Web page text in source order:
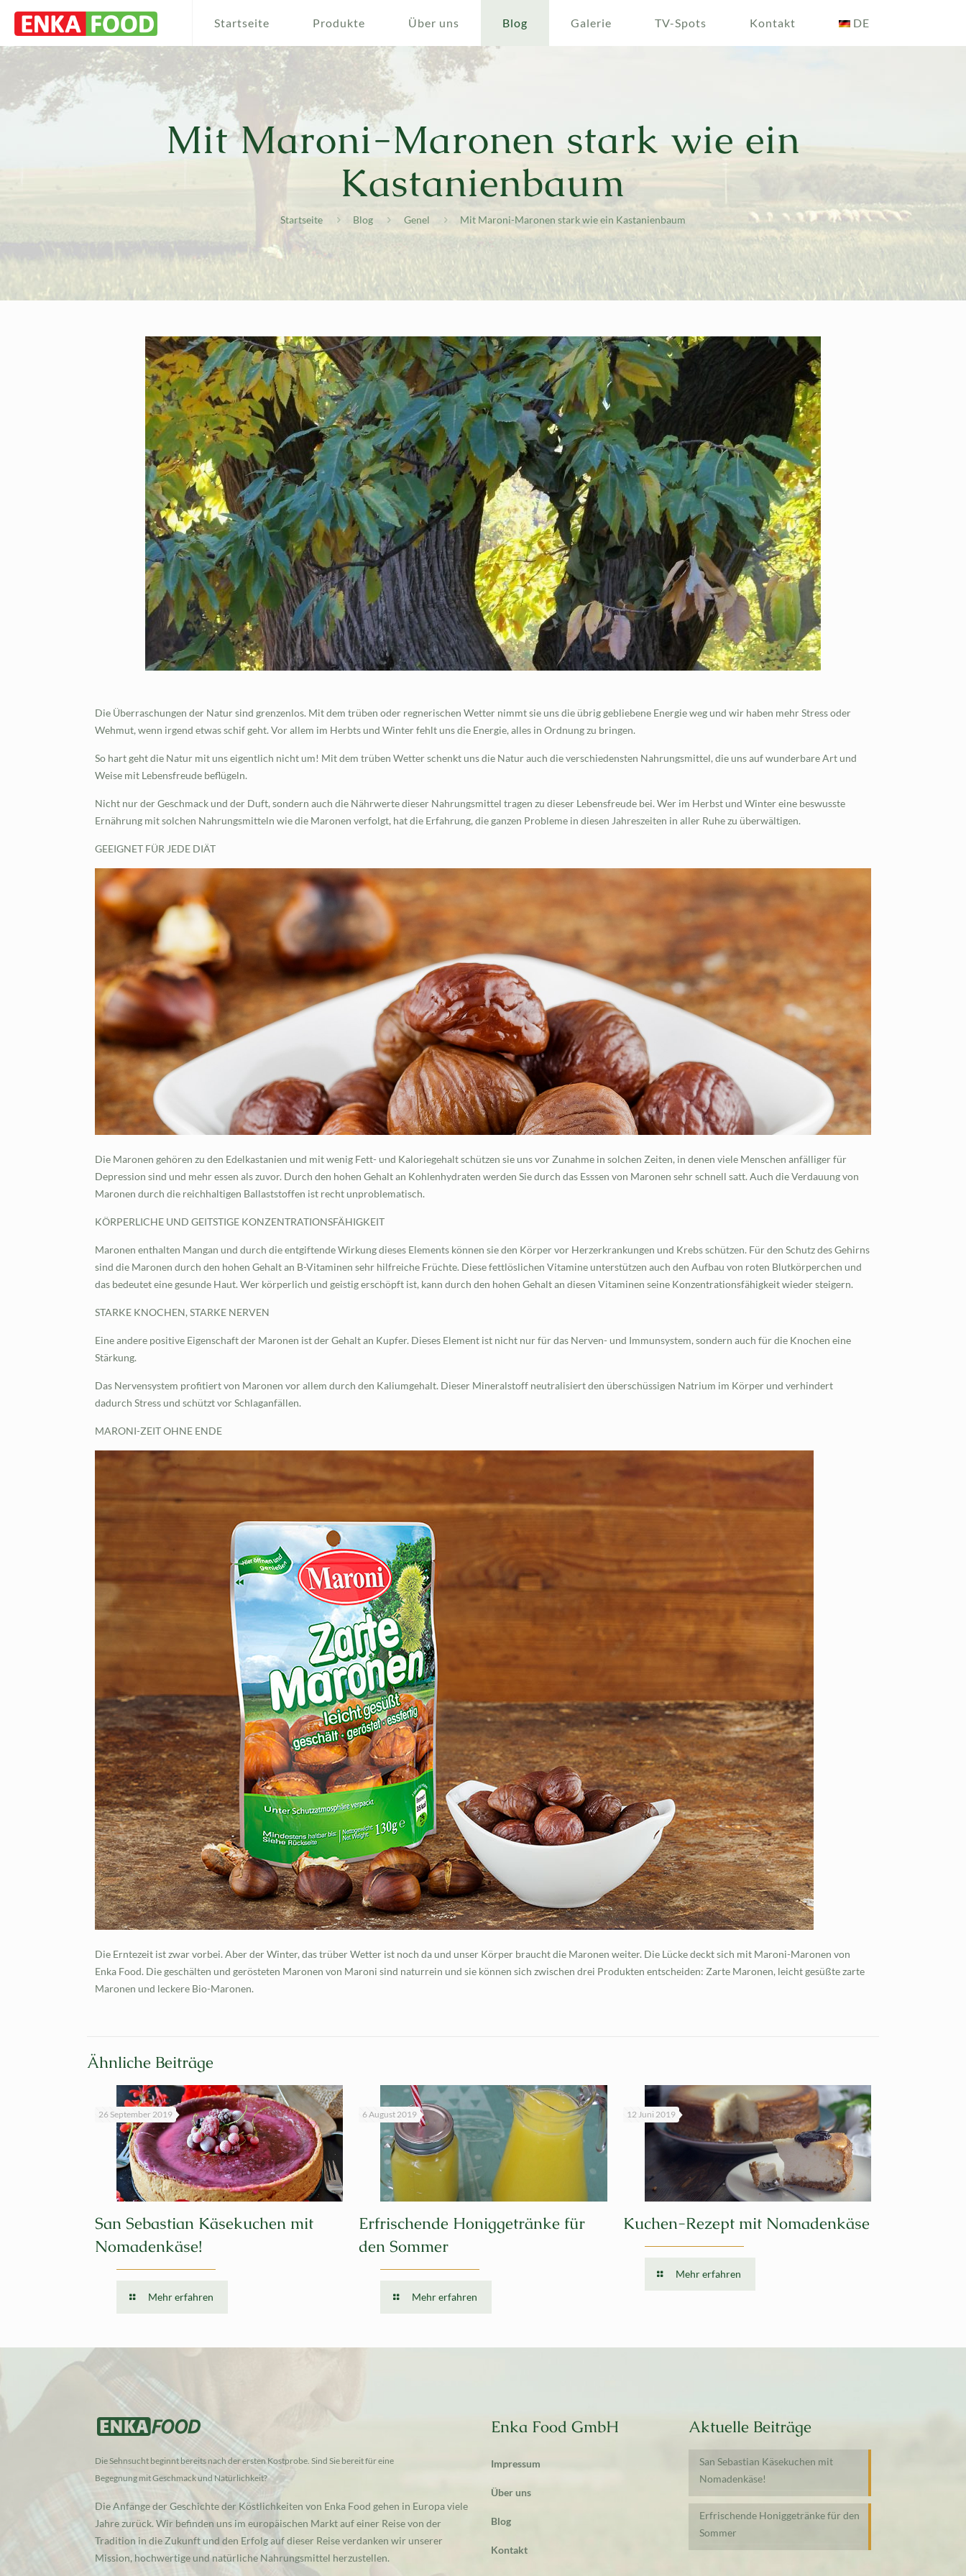
Startseite Produkte Über uns Blog Galerie TV-Spots Kontakt DE
Mit Maroni-Maronen stark wie ein
Kastanienbaum
Startseite Blog Genel Mit Maroni-Maronen stark wie ein Kastanienbaum
Die Überraschungen der Natur sind grenzenlos. Mit dem trüben oder regnerischen Wetter nimmt sie uns die übrig gebliebene Energie weg und wir haben mehr Stress oder
Wehmut, wenn irgend etwas schif geht. Vor allem im Herbts und Winter fehlt uns die Energie, alles in Ordnung zu bringen.
So hart geht die Natur mit uns eigentlich nicht um! Mit dem trüben Wetter schenkt uns die Natur auch die verschiedensten Nahrungsmittel, die uns auf wunderbare Art und
Weise mit Lebensfreude beflügeln.
Nicht nur der Geschmack und der Duft, sondern auch die Nährwerte dieser Nahrungsmittel tragen zu dieser Lebensfreude bei. Wer im Herbst und Winter eine beswusste
Ernährung mit solchen Nahrungsmitteln wie die Maronen verfolgt, hat die Erfahrung, die ganzen Probleme in diesen Jahreszeiten in aller Ruhe zu überwältigen.
GEEIGNET FÜR JEDE DIÄT
Die Maronen gehören zu den Edelkastanien und mit wenig Fett- und Kaloriegehalt schützen sie uns vor Zunahme in solchen Zeiten, in denen viele Menschen anfälliger für
Depression sind und mehr essen als zuvor. Durch den hohen Gehalt an Kohlenhydraten werden Sie durch das Esssen von Maronen sehr schnell satt. Auch die Verdauung von
Maronen durch die reichhaltigen Ballaststoffen ist recht unproblematisch.
KÖRPERLICHE UND GEITSTIGE KONZENTRATIONSFÄHIGKEIT
Maronen enthalten Mangan und durch die entgiftende Wirkung dieses Elements können sie den Körper vor Herzerkrankungen und Krebs schützen. Für den Schutz des Gehirns
sind die Maronen durch den hohen Gehalt an B-Vitaminen sehr hilfreiche Früchte. Diese fettlöslichen Vitamine unterstützen auch den Aufbau von roten Blutkörperchen und
das bedeutet eine gesunde Haut. Wer körperlich und geistig erschöpft ist, kann durch den hohen Gehalt an diesen Vitaminen seine Konzentrationsfähigkeit wieder steigern.
STARKE KNOCHEN, STARKE NERVEN
Eine andere positive Eigenschaft der Maronen ist der Gehalt an Kupfer. Dieses Element ist nicht nur für das Nerven- und Immunsystem, sondern auch für die Knochen eine
Stärkung.
Das Nervensystem profitiert von Maronen vor allem durch den Kaliumgehalt. Dieser Mineralstoff neutralisiert den überschüssigen Natrium im Körper und verhindert
dadurch Stress und schützt vor Schlaganfällen.
MARONI-ZEIT OHNE ENDE
Die Erntezeit ist zwar vorbei. Aber der Winter, das trüber Wetter ist noch da und unser Körper braucht die Maronen weiter. Die Lücke deckt sich mit Maroni-Maronen von
Enka Food. Die geschälten und gerösteten Maronen von Maroni sind naturrein und sie können sich zwischen drei Produkten entscheiden: Zarte Maronen, leicht gesüßte zarte
Maronen und leckere Bio-Maronen.
Ähnliche Beiträge
26 September 2019
San Sebastian Käsekuchen mit
Nomadenkäse!
Mehr erfahren
6 August 2019
Erfrischende Honiggetränke für
den Sommer
Mehr erfahren
12 Juni 2019
Kuchen-Rezept mit Nomadenkäse
Mehr erfahren
Die Sehnsucht beginnt bereits nach der ersten Kostprobe. Sind Sie bereit für eine
Begegnung mit Geschmack und Natürlichkeit?
Die Anfänge der Geschichte der Köstlichkeiten von Enka Food gehen in Europa viele
Jahre zurück. Wir befinden uns im europäischen Markt auf einer Reise von der
Tradition in die Zukunft und den Erfolg auf dieser Reise verdanken wir unserer
Mission, hochwertige und natürliche Nahrungsmittel herzustellen.
Enka Food GmbH
Impressum
Über uns
Blog
Kontakt
Aktuelle Beiträge
San Sebastian Käsekuchen mit
Nomadenkäse!
Erfrischende Honiggetränke für den
Sommer